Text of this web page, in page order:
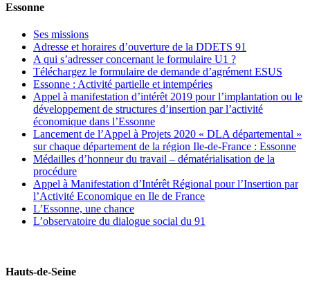
Essonne
Ses missions
Adresse et horaires d’ouverture de la DDETS 91
A qui s’adresser concernant le formulaire U1 ?
Téléchargez le formulaire de demande d’agrément ESUS
Essonne : Activité partielle et intempéries
Appel à manifestation d’intérêt 2019 pour l’implantation ou le
développement de structures d’insertion par l’activité
économique dans l’Essonne
Lancement de l’Appel à Projets 2020 « DLA départemental »
sur chaque département de la région Ile-de-France : Essonne
Médailles d’honneur du travail – dématérialisation de la
procédure
Appel à Manifestation d’Intérêt Régional pour l’Insertion par
l’Activité Economique en Ile de France
L’Essonne, une chance
L’observatoire du dialogue social du 91
Hauts-de-Seine